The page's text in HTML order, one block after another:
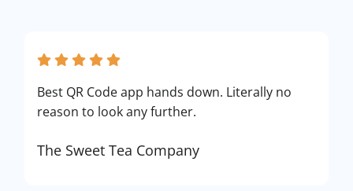
Best QR Code app hands down. Literally no
reason to look any further.
The Sweet Tea Company